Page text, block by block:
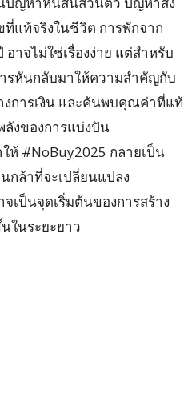
แท้จริงในชีวิต การพักจาก
าจไม่ใช่เรื่องง่าย แต่สำหรับ
รหันกลับมาให้ความสำคัญกับ
งการเงิน และค้นพบคุณค่าที่แท้
ลังของการแบ่งปัน
ห้ #NoBuy2025 กลายเป็น
กล้าที่จะเปลี่ยนแปลง
เป็นจุดเริ่มต้นของการสร้าง
ในระยะยาว